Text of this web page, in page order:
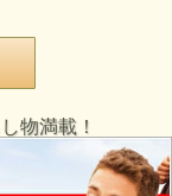
物満載！